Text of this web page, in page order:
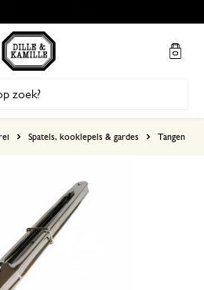
Spatels, kooklepels & gardes Tangen